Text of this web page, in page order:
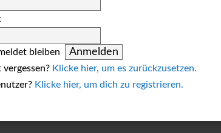
bleiben
Klicke hier, um es zurückzusetzen.
Klicke hier, um dich zu registrieren.